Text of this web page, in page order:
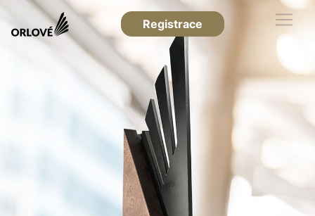
Registrace